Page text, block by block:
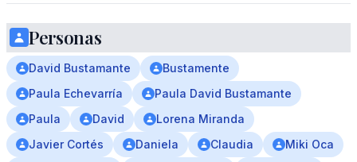
Personas
David Bustamante
Bustamente
Paula Echevarría
Paula David Bustamante
Paula
David
Lorena Miranda
Javier Cortés
Daniela Claudia
Miki Oca